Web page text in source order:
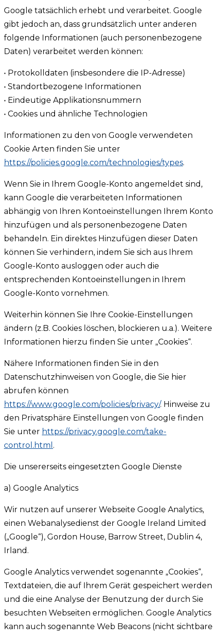
Google tatsächlich erhebt und verarbeitet. Google
gibt jedoch an, dass grundsätzlich unter anderen
folgende Informationen (auch personenbezogene
Daten) verarbeitet werden können:
• Protokolldaten (insbesondere die IP-Adresse)
• Standortbezogene Informationen
• Eindeutige Applikationsnummern
• Cookies und ähnliche Technologien
Informationen zu den von Google verwendeten
Cookie Arten finden Sie unter
https://policies.google.com/technologies/types.
Wenn Sie in Ihrem Google-Konto angemeldet sind,
kann Google die verarbeiteten Informationen
abhängig von Ihren Kontoeinstellungen Ihrem Konto
hinzufügen und als personenbezogene Daten
behandeln. Ein direktes Hinzufügen dieser Daten
können Sie verhindern, indem Sie sich aus Ihrem
Google-Konto ausloggen oder auch die
entsprechenden Kontoeinstellungen in Ihrem
Google-Konto vornehmen.
Weiterhin können Sie Ihre Cookie-Einstellungen
ändern (z.B. Cookies löschen, blockieren u.a.). Weitere
Informationen hierzu finden Sie unter „Cookies“.
Nähere Informationen finden Sie in den
Datenschutzhinweisen von Google, die Sie hier
abrufen können
https://www.google.com/policies/privacy/. Hinweise zu
den Privatsphäre Einstellungen von Google finden
Sie unter https://privacy.google.com/take-
control.html .
Die unsererseits eingesetzten Google Dienste
a) Google Analytics
Wir nutzen auf unserer Webseite Google Analytics,
einen Webanalysedienst der Google Ireland Limited
(„Google“), Gordon House, Barrow Street, Dublin 4,
Irland.
Google Analytics verwendet sogenannte „Cookies“,
Textdateien, die auf Ihrem Gerät gespeichert werden
und die eine Analyse der Benutzung der durch Sie
besuchten Webseiten ermöglichen. Google Analytics
kann auch sogenannte Web Beacons (nicht sichtbare